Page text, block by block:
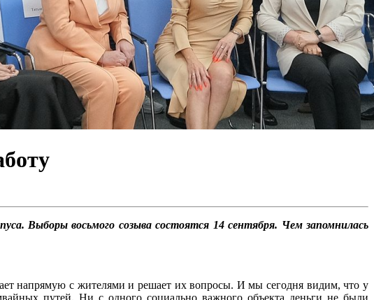
Выборы восьмого созыва состоятся 14 сентября. Чем запомнилась
напрямую с жителями и решает их вопросы. И мы сегодня видим, что у
путей. Ни с одного социально важного объекта деньги не были